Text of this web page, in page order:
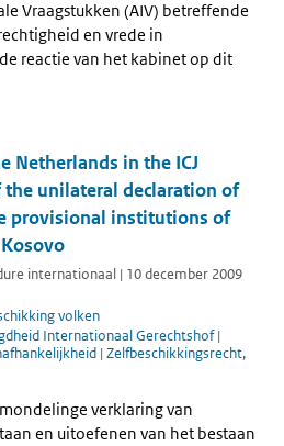
Vraagstukken (AIV) betreffende
en vrede in
reactie van het kabinet op dit
Netherlands in the ICJ
unilateral declaration of
provisional institutions of
internationaal | 10 december 2009
volken
Internationaal Gerechtshof|
| Zelfbeschikkingsrecht,
verklaring van
en uitoefenen van het bestaan